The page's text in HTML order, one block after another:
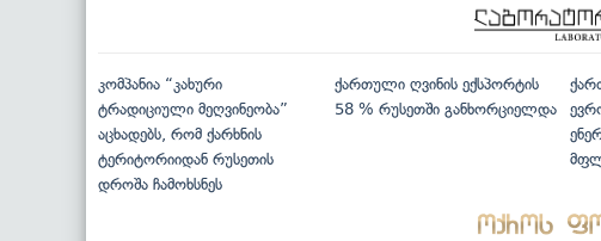
კომპანია “კახური
ტრადიციული მეღვინეობა”
აცხადებს, რომ ქარხნის
ტერიტორიიდან რუსეთის
დროშა ჩამოხსნეს
ქართული ღვინის ექსპორტის
58 % რუსეთში განხორციელდა